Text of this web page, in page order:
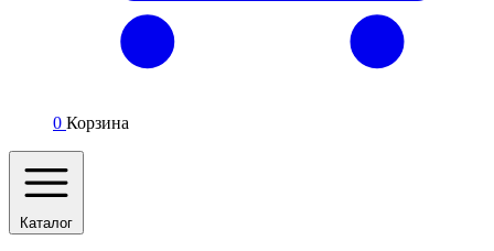
0 Корзина
Каталог